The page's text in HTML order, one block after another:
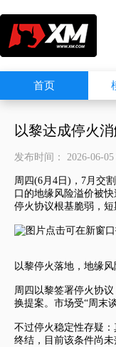
首页
以黎达成停火
发布时间： 2026-06-05
周四(6月4日)，7月交
口的地缘风险溢价被
停火协议根基脆弱，
以黎停火落地，地缘
周四以黎签署停火协
换提案。市场受“周末
不过停火稳定性存疑
终结，目前该条件尚未